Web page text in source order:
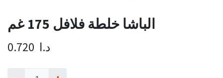
الباشا خلطة فلافل 175 غم
0.720 د.ا